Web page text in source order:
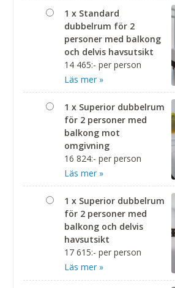
1 x Standard
dubbelrum för 2
personer med balkong
och delvis havsutsikt
14 465:- per person
Läs mer »
1 x Superior dubbelrum
för 2 personer med
balkong mot
omgivning
16 824:- per person
Läs mer »
1 x Superior dubbelrum
för 2 personer med
balkong och delvis
havsutsikt
17 615:- per person
Läs mer »